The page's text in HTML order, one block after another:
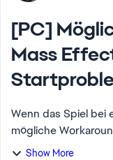
[PC]
Mass
Wenn das Spiel
mögliche Workarounds: Wenn ihr in der
globalen
Show More